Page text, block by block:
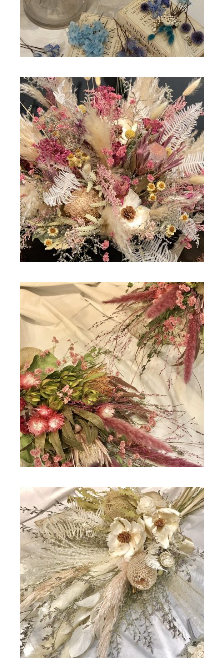
ドライフラワー
ドライフラワー
ドライフラワー